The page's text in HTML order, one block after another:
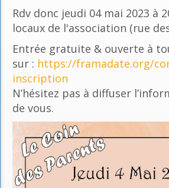
Rdv donc jeudi 04 mai 2023 à
locaux de l'association (rue
Entrée gratuite & ouverte à
sur : https://framadate.org/
inscription
N’hésitez pas à diffuser
de vous.